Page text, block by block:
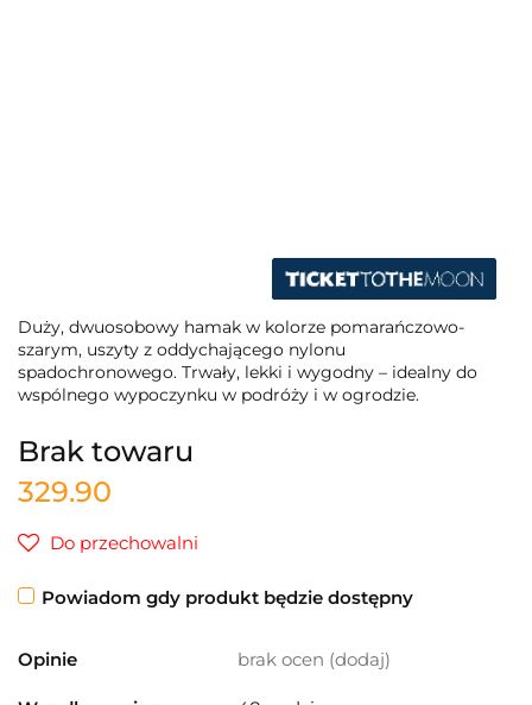
Duży, dwuosobowy hamak w kolorze pomarańczowo-
szarym, uszyty z oddychającego nylonu
spadochronowego. Trwały, lekki i wygodny – idealny do
wspólnego wypoczynku w podróży i w ogrodzie.
Brak towaru
329.90
Do przechowalni
Powiadom gdy produkt będzie dostępny
Opinie brak ocen (dodaj)